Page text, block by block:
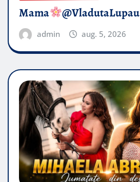
Mama @VladutaLupau
admin aug. 5, 2026